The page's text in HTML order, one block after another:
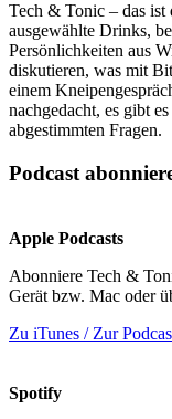
Tech & Tonic – das ist
ausgewählte Drinks,
Persönlichkeiten aus
diskutieren, was mit
einem
nachgedacht, es gibt
abgestimmten Fragen.
Podcast
Apple Podcasts
Abonniere Tech &
Gerät bzw. Mac oder
Zu iTunes / Zur
Spotify